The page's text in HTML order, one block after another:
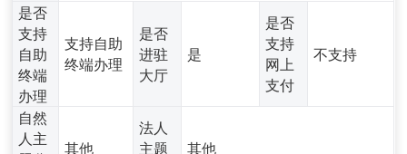
是否
支持
自助
终端
办理
支持自助
终端办理
是否
进驻
大厅
是
是否
支持
网上
支付
不支持
自然
人主
其他
法人
主题
其他